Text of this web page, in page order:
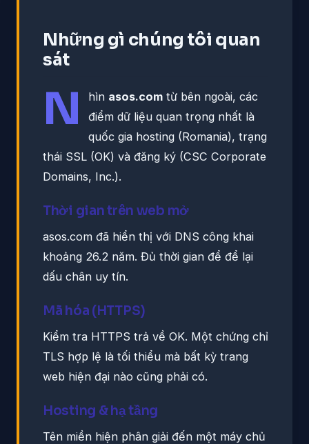
Những gì chúng tôi quan
sát
N hìn asos.com từ bên ngoài, các
điểm dữ liệu quan trọng nhất là
quốc gia hosting (Romania), trạng
thái SSL (OK) và đăng ký (CSC Corporate
Domains, Inc.).
Thời gian trên web mở
asos.com đã hiển thị với DNS công khai
khoảng 26.2 năm. Đủ thời gian để để lại
dấu chân uy tín.
Mã hóa (HTTPS)
Kiểm tra HTTPS trả về OK. Một chứng chỉ
TLS hợp lệ là tối thiểu mà bất kỳ trang
web hiện đại nào cũng phải có.
Hosting & hạ tầng
Tên miền hiện phân giải đến một máy chủ